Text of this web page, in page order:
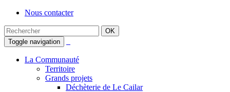
Nous contacter
Toggle navigation
La Communauté
Territoire
Grands projets
Déchèterie de Le Cailar